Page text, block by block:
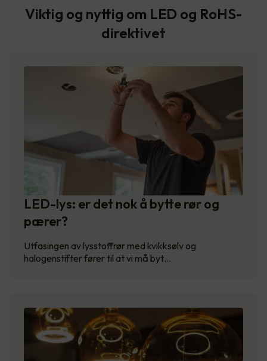
Viktig og nyttig om LED og RoHS-
direktivet
LED-lys: er det nok å bytte rør og
pærer?
Utfasingen av lysstoffrør med kvikksølv og
halogenstifter fører til at vi må byt…